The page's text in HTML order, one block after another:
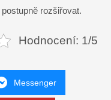
postupně rozšiřovat.
Hodnocení: 1/5
Messenger